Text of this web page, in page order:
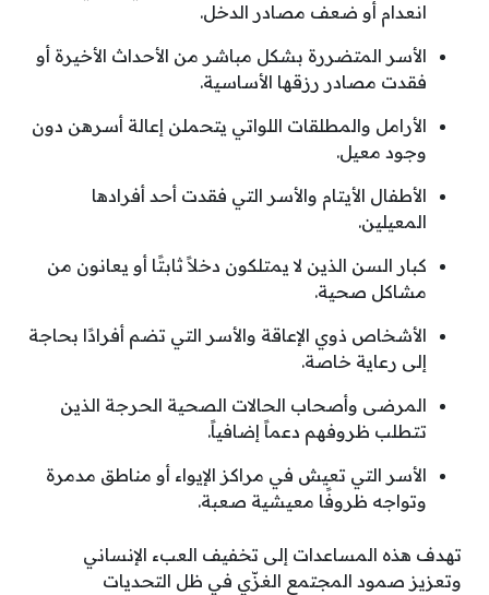
انعدام أو ضعف مصادر الدخل.
الأسر المتضررة بشكل مباشر من الأحداث الأخيرة أو
فقدت مصادر رزقها الأساسية.
الأرامل والمطلقات اللواتي يتحملن إعالة أسرهن دون
وجود معيل.
الأطفال الأيتام والأسر التي فقدت أحد أفرادها
المعيلين.
كبار السن الذين لا يمتلكون دخلاً ثابتًا أو يعانون من
مشاكل صحية.
الأشخاص ذوي الإعاقة والأسر التي تضم أفرادًا بحاجة
إلى رعاية خاصة.
المرضى وأصحاب الحالات الصحية الحرجة الذين
تتطلب ظروفهم دعماً إضافياً.
الأسر التي تعيش في مراكز الإيواء أو مناطق مدمرة
وتواجه ظروفًا معيشية صعبة.
تهدف هذه المساعدات إلى تخفيف العبء الإنساني
وتعزيز صمود المجتمع الغزّي في ظل التحديات